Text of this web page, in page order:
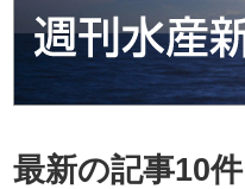
最新の記事10